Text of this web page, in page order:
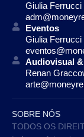
Giulia Ferrucci
Eventos
Giulia Ferrucci
Audiovisual
Renan
SOBRE NÓS
TODOS OS